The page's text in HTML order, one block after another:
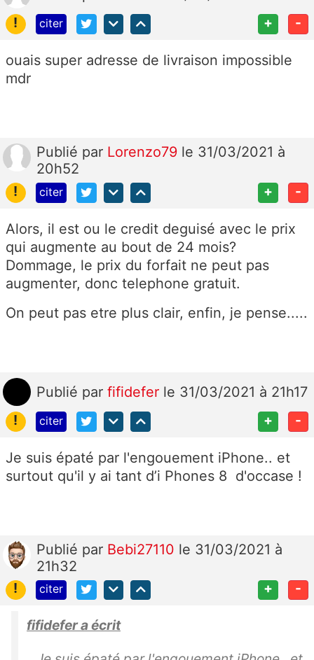
!
citer + -
ouais super adresse de livraison impossible
mdr
Publié par Lorenzo79 le 31/03/2021 à
20h52
!
citer + -
Alors, il est ou le credit deguisé avec le prix
qui augmente au bout de 24 mois?
Dommage, le prix du forfait ne peut pas
augmenter, donc telephone gratuit.
On peut pas etre plus clair, enfin, je pense.....
Publié par fifidefer le 31/03/2021 à 21h17
!
citer + -
Je suis épaté par l'engouement iPhone.. et
surtout qu'il y ai tant d’i Phones 8 d'occase !
Publié par Bebi27110 le 31/03/2021 à
21h32
!
citer + -
fifidefer a écrit